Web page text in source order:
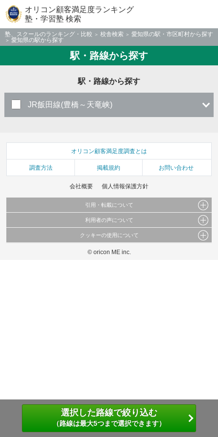
オリコン顧客満足度ランキング
塾・学習塾 検索
塾、スクールのランキング・比較 校舎検索
愛知県の駅・市区町村から探す
愛知県の駅から探す
駅・路線から探す
駅・路線から探す
JR飯田線(豊橋～天竜峡)
選択した路線で絞り込む
（路線は最大5つまで選択できます）
オリコン顧客満足度調査とは
調査方法 掲載規約 お問い合わせ
会社概要 個人情報保護方針
引用・転載について
当サイトで公開されている情報（文字、写真、イラスト、画像データ等）及びこれらの配
これらの情報を権利者の許可なく無断転載・複製などの二次利用を行うことは固く禁じて
利用者の声について
当サイトに掲載している内容はすべてサービスの利用者が提出された見解・感想です。
弊社の見解・ 意見ではないことをご理解いただいた上でご覧ください。
クッキーの使用について
このサイトでは Cookie を使用して、ユーザーに合わせたコンテンツや広告の表示、ソー
© oricon ME inc.